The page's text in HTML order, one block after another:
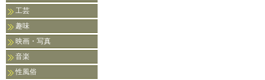
工芸
趣味
映画・写真
音楽
性風俗